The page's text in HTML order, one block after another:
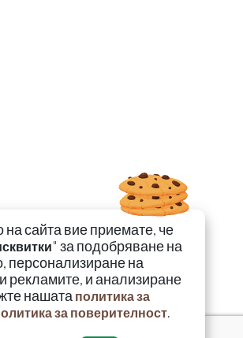
на сайта вие приемате, че
" за подобряване на
персонализиране на
рекламите, и анализиране
нашата политика за
за поверителност.